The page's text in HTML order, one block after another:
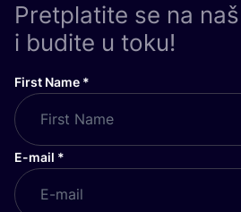
Pretplatite se na
i budite u toku!
First Name *
E-mail *